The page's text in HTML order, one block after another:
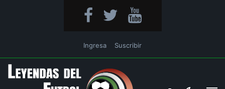
Ingresa Suscribir